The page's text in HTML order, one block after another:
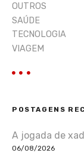
OUTROS
SAÚDE
TECNOLOGIA
VIAGEM
POSTAGENS
A jogada de
06/08/2026